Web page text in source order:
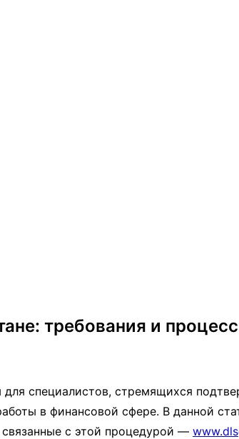
требования и процесс
специалистов, стремящихся
в финансовой сфере. В данной
связанные с этой процедурой —